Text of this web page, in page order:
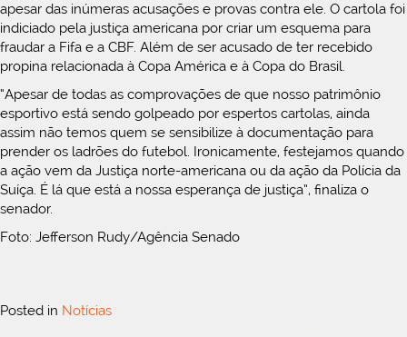
apesar das inúmeras acusações e provas contra ele. O cartola foi
indiciado pela justiça americana por criar um esquema para
fraudar a Fifa e a CBF. Além de ser acusado de ter recebido
propina relacionada à Copa América e à Copa do Brasil.
“Apesar de todas as comprovações de que nosso patrimônio
esportivo está sendo golpeado por espertos cartolas, ainda
assim não temos quem se sensibilize à documentação para
prender os ladrões do futebol. Ironicamente, festejamos quando
a ação vem da Justiça norte-americana ou da ação da Polícia da
Suíça. É lá que está a nossa esperança de justiça”, finaliza o
senador.
Foto: Jefferson Rudy/Agência Senado
Posted in Notícias